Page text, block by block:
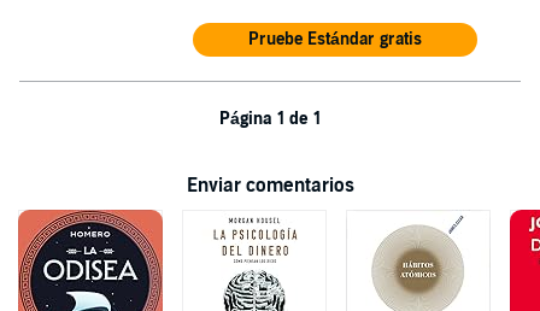
Pruebe Estándar gratis
Página 1 de 1
Enviar comentarios